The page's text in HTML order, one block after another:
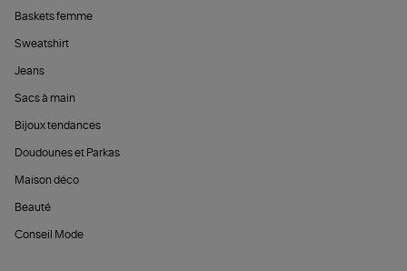
Baskets femme
Sweatshirt
Jeans
Sacs à main
Bijoux tendances
Doudounes et Parkas
Maison déco
Beauté
Conseil Mode